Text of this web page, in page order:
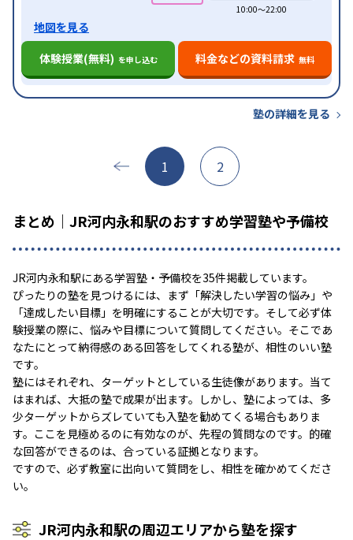
10:00〜22:00
地図を見る
体験授業(無料) を申し込む 料金などの資料請求 無料
塾の詳細を見る
1 2
まとめ｜JR河内永和駅のおすすめ学習塾や予備校
JR河内永和駅にある学習塾・予備校を35件掲載しています。
ぴったりの塾を見つけるには、まず「解決したい学習の悩み」や
「達成したい目標」を明確にすることが大切です。そして必ず体
験授業の際に、悩みや目標について質問してください。そこであ
なたにとって納得感のある回答をしてくれる塾が、相性のいい塾
です。
塾にはそれぞれ、ターゲットとしている生徒像があります。当て
はまれば、大抵の塾で成果が出ます。しかし、塾によっては、多
少ターゲットからズレていても入塾を勧めてくる場合もありま
す。ここを見極めるのに有効なのが、先程の質問なのです。的確
な回答ができるのは、合っている証拠となります。
ですので、必ず教室に出向いて質問をし、相性を確かめてくださ
い。
JR河内永和駅の周辺エリアから塾を探す